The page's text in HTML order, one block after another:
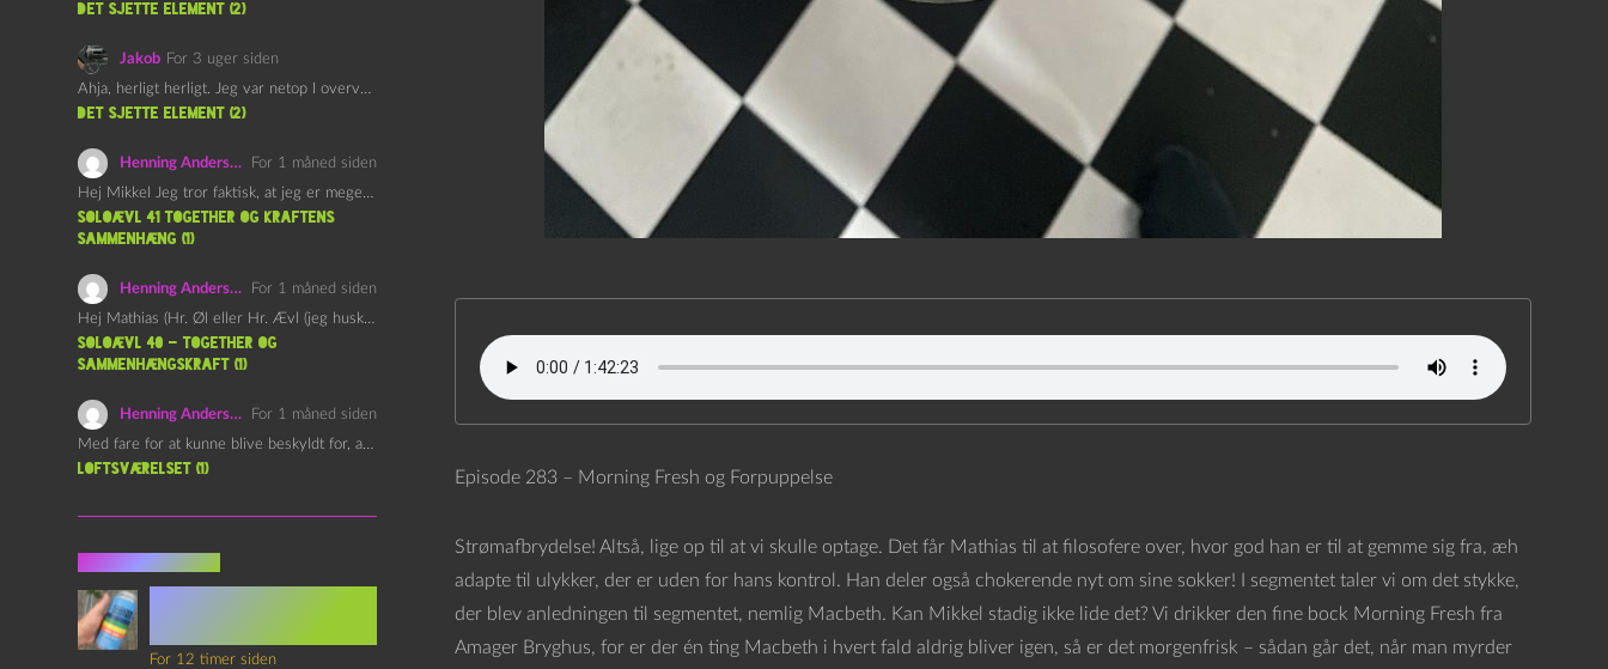
Episode 283 – Morning Fresh og Forpuppelse
Strømafbrydelse! Altså, lige op til at vi skulle optage. Det får Mathias til at filosofere over, hvor god han er til at gemme sig fra, æh
adapte til ulykker, der er uden for hans kontrol. Han deler også chokerende nyt om sine sokker! I segmentet taler vi om det stykke,
der blev anledningen til segmentet, nemlig Macbeth. Kan Mikkel stadig ikke lide det? Vi drikker den fine bock Morning Fresh fra
Amager Bryghus, for er der én ting Macbeth i hvert fald aldrig bliver igen, så er det morgenfrisk – sådan går det, når man myrder
det sjette element (2)
Jakob For 3 uger siden
Ahja, herligt herligt. Jeg var netop I overvejelser om at…
det sjette element (2)
Henning Andersen
For 1 måned siden
Hej Mikkel Jeg tror faktisk, at jeg er meget enig…
Soloævl 41 Together og Kraftens
Sammenhæng (1)
Henning Andersen
For 1 måned siden
Hej Mathias (Hr. Øl eller Hr. Ævl (jeg husker ikke…
Soloævl 40 – Together og
sammenhængskraft (1)
Henning Andersen
For 1 måned siden
Med fare for at kunne blive beskyldt for, at være…
Loftsværelset (1)
For 12 timer siden